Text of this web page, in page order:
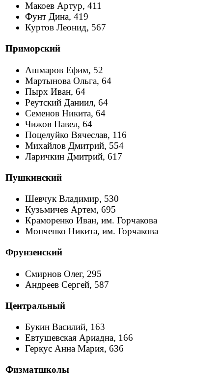
Макоев Артур, 411
Фунт Дина, 419
Куртов Леонид, 567
Приморский
Ашмаров Ефим, 52
Мартынова Ольга, 64
Пырх Иван, 64
Реутский Даниил, 64
Семенов Никита, 64
Чижов Павел, 64
Поцелуйко Вячеслав, 116
Михайлов Дмитрий, 554
Ларичкин Дмитрий, 617
Пушкинский
Шевчук Владимир, 530
Кузьмичев Артем, 695
Краморенко Иван, им. Горчакова
Монченко Никита, им. Горчакова
Фрунзенский
Смирнов Олег, 295
Андреев Сергей, 587
Центральный
Букин Василий, 163
Евтушевская Ариадна, 166
Геркус Анна Мария, 636
Физматшколы